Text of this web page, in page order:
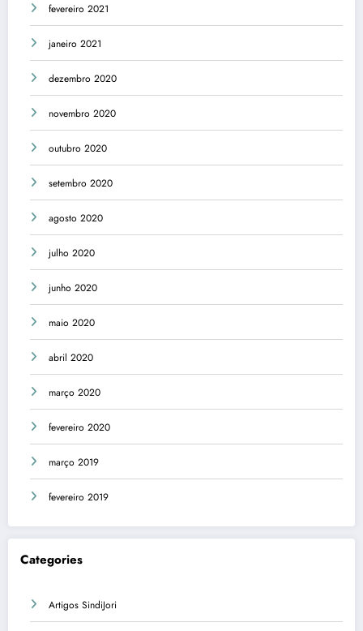
fevereiro 2021
janeiro 2021
dezembro 2020
novembro 2020
outubro 2020
setembro 2020
agosto 2020
julho 2020
junho 2020
maio 2020
abril 2020
março 2020
fevereiro 2020
março 2019
fevereiro 2019
Categories
Artigos SindiJori